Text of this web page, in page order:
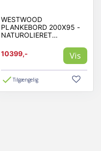
WESTWOOD
PLANKEBORD 200X95 -
NATUROLIERET
STJERNE UNDERSTEL
10399,- Vis
Tilgængelig